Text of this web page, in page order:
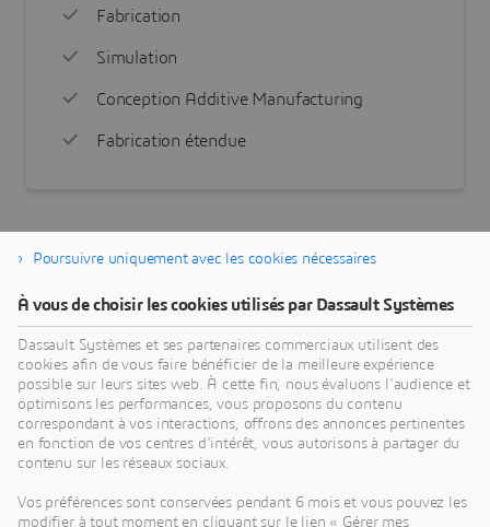
Fabrication
Simulation
Conception Additive Manufacturing
Fabrication étendue
FAQ SUR LE LOGICIEL DE CONCEPTION
D'INGÉNIERIE POUR LES ÉTUDIANTS
Quels sont les logiciels utilisés par les élèves
ingénieurs ?
Comment réussir mes études d'ingénierie
Poursuivre uniquement avec les cookies nécessaires
À vous de choisir les cookies utilisés par Dassault Systèmes
Dassault Systèmes et ses partenaires commerciaux utilisent des
cookies afin de vous faire bénéficier de la meilleure expérience
possible sur leurs sites web. À cette fin, nous évaluons l'audience et
optimisons les performances, vous proposons du contenu
correspondant à vos interactions, offrons des annonces pertinentes
en fonction de vos centres d'intérêt, vous autorisons à partager du
contenu sur les réseaux sociaux.
Vos préférences sont conservées pendant 6 mois et vous pouvez les
modifier à tout moment en cliquant sur le lien « Gérer mes